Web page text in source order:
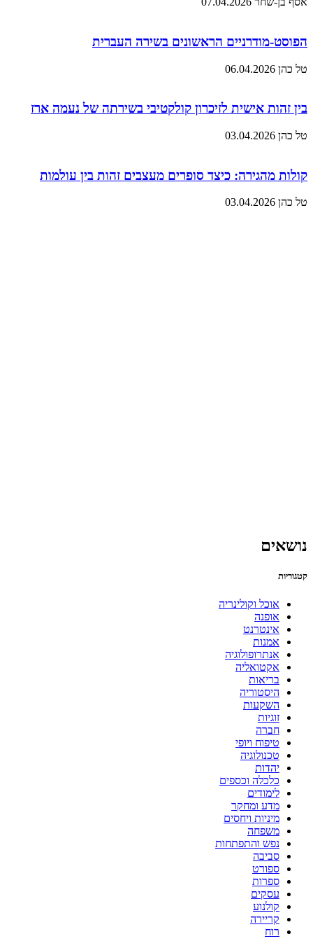
הפוסט-מודרניים הראשונים בשירה העברית
טל כהן 06.04.2026
בין זהות אישית לזיכרון קולקטיבי בשירתה של נעמה ארז
טל כהן 03.04.2026
קולות מהגירה: כיצד סופרים מעצבים זהות בין עולמות
טל כהן 03.04.2026
נושאים
קטגוריות
אוכל וקולינריה
אופנה
אינטרנט
אמנות
אנתרופולוגיה
אקטואליה
בריאות
היסטוריה
השקעות
זוגיות
חברה
טיפוח ויופי
טכנולוגיה
יהדות
כלכלה וכספים
לימודים
מדע ומחקר
מיניות ויחסים
משפחה
נפש והתפתחות
סביבה
ספורט
ספרות
עסקים
קולנוע
קריירה
רוח